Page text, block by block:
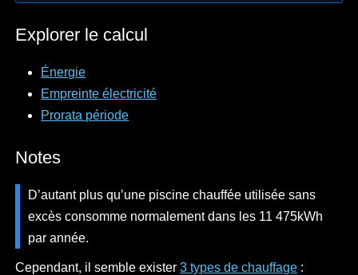
Explorer le calcul
Énergie
Empreinte électricité
Prorata période
Notes
D’autant plus qu’une piscine chauffée utilisée sans
excès consomme normalement dans les 11 475kWh
par année.
Cependant, il semble exister3 types de chauffage :